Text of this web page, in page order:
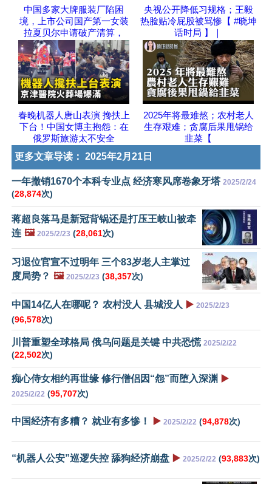
中国多家大牌服装厂陷困
境，上市公司国产第一女装
拉夏贝尔申请破产清算，
央视公开降低习规格；王毅
热脸贴冷屁股被骂惨【 #晓坤
话时局 】｜
春晚机器人唐山表演 搀扶上
下台！中国女博主抱怨：在
俄罗斯旅游太不安全
2025年将最难熬；农村老人
生存艰难；贪腐后果甩锅给
韭菜【
更多文章导读： 2025年2月21日
一年撤销1670个本科专业点 经济寒风席卷象牙塔 2025/2/24
(28,874次)
蒋超良落马是新冠背锅还是打压王岐山被牵
连 🖼️ 2025/2/23 (28,061次)
习退位官宣不过明年 三个83岁老人主掌过
度局势？ 🖼️ 2025/2/23 (38,357次)
中国14亿人在哪呢？ 农村没人 县城没人 ▶️ 2025/2/23
(96,578次)
川普重塑全球格局 俄乌问题是关键 中共恐慌 2025/2/22
(22,502次)
痴心侍女相约再世缘 修行僧侣因“怨”而堕入深渊 ▶️
2025/2/22 (95,707次)
中国经济有多糟？ 就业有多惨！ ▶️ 2025/2/22 (94,878次)
“机器人公安”巡逻失控 舔狗经济崩盘 ▶️ 2025/2/22 (93,883次)